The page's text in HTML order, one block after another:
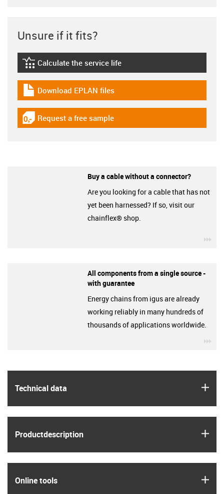
Technical data
Product­description
Online tools
Unsure if it fits?
igus-icon-lebensdauerrechner
Calculate the service life
igus-icon-download-plan
Download EPLAN files
igus-icon-gratismuster
Request a free sample
Buy a cable without a connector?
Are you looking for a cable that has not
yet been harnessed? If so, visit our
chainflex® shop.
All components from a single source -
with guarantee
Energy chains from igus are already
working reliably in many hundreds of
thousands of applications worldwide.